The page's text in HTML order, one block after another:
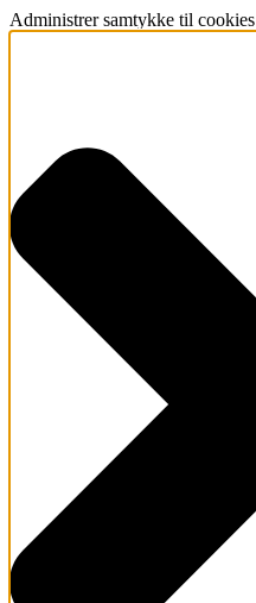
Administrer samtykke til cookies